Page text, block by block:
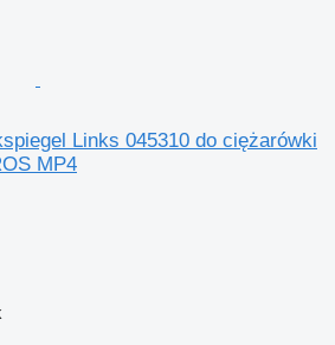
Links 045310 do ciężarówki
MP4